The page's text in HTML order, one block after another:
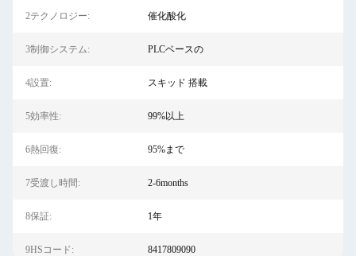
2テクノロジー: 催化酸化
3制御システム: PLCベースの
4設置: スキッド 搭載
5効率性: 99%以上
6熱回復: 95%まで
7受渡し時間: 2-6months
8保証: 1年
9HSコード: 8417809090